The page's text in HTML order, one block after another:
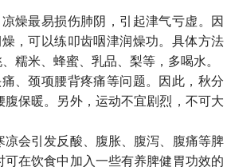
燥最易损伤肺阴，引起津气亏虚。因
，可以练叩齿咽津润燥功。具体方法
糯米、蜂蜜、乳品、梨等，多喝水。
、颈项腰背疼痛等问题。因此，秋分
保暖。另外，运动不宜剧烈，不可大
会引发反酸、腹胀、腹泻、腹痛等脾
在饮食中加入一些有养脾健胃功效的